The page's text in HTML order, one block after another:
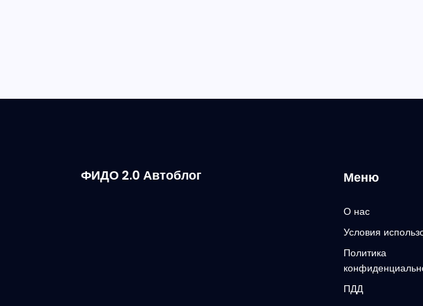
ФИДО 2.0 Автоблог Меню
О нас
Условия
Политика
ПДД